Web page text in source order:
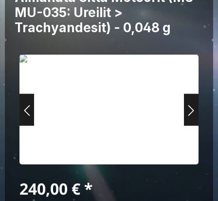
MU-035: Ureilit >
Trachyandesit) - 0,048 g
Bildergalerie überspringen
Regulärer Preis:
240,00 €